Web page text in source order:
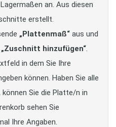
an. Aus diesen
erstellt.
„Plattenmaß“ aus und
„Zuschnitt hinzufügen“.
in dem Sie Ihre
können. Haben Sie alle
Sie die Platte/n in
sehen Sie
Ihre Angaben.